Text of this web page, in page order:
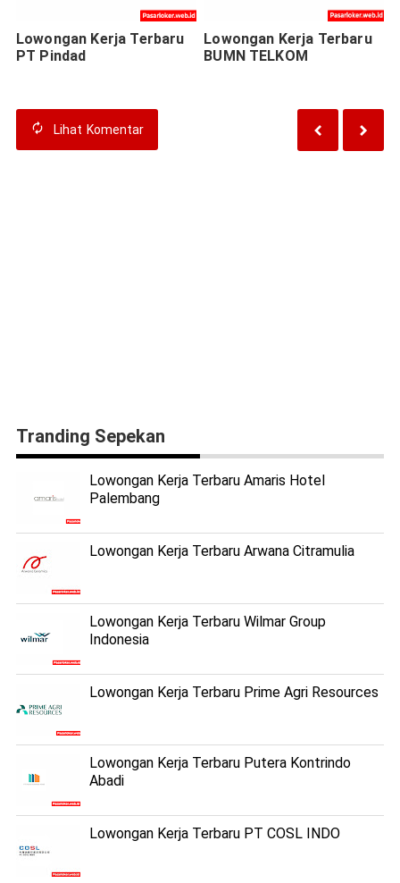
Lowongan Kerja Terbaru
PT Pindad
Lowongan Kerja Terbaru
BUMN TELKOM
Lihat Komentar
Tranding Sepekan
Lowongan Kerja Terbaru Amaris Hotel
Palembang
Lowongan Kerja Terbaru Arwana Citramulia
Lowongan Kerja Terbaru Wilmar Group
Indonesia
Lowongan Kerja Terbaru Prime Agri Resources
Lowongan Kerja Terbaru Putera Kontrindo
Abadi
Lowongan Kerja Terbaru PT COSL INDO